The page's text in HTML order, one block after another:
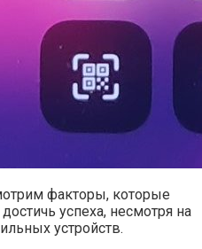
факторы, которые
успеха, несмотря на
устройств.